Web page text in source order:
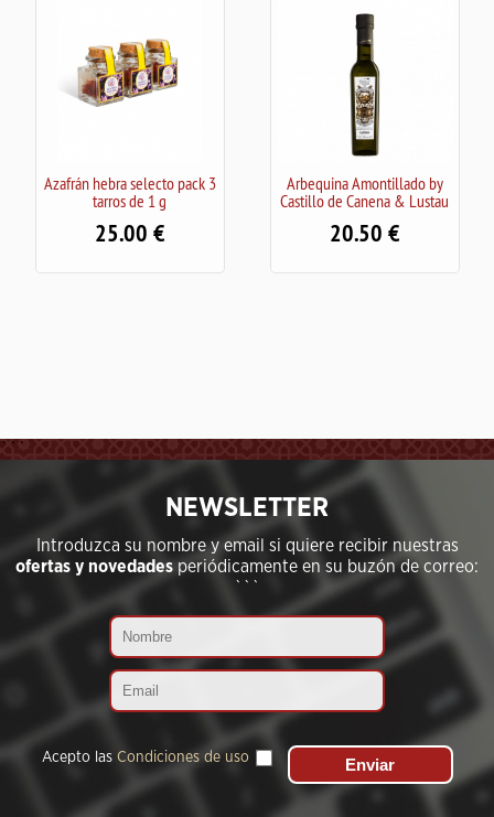
pack 3
Arbequina Amontillado by
Castillo de Canena & Lustau
Mermelada
Nevadillo
```
NEWSLETTER
Introduzca su nombre y email si quiere recibir nuestras
ofertas y novedades periódicamente en su buzón de correo:
```
Acepto las Condiciones de uso